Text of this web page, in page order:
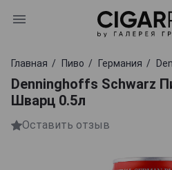
Главная Пиво Германия
Denninghoffs Schwarz
Шварц 0.5л
Оставить отзыв